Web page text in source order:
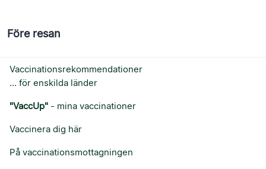
Före resan
Vaccinationsrekommendationer
... för enskilda länder
"VaccUp" - mina vaccinationer
Vaccinera dig här
På vaccinationsmottagningen